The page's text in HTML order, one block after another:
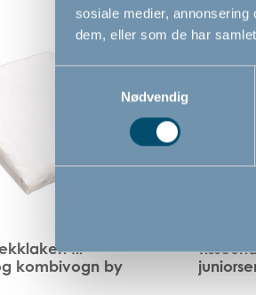
sosiale medier,
dem, eller som de har
Nødvendig
til
kombivogn by